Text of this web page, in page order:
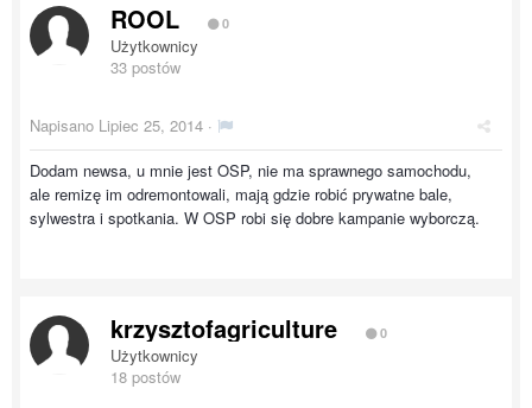
ROOL 0
Użytkownicy
33 postów
Napisano Lipiec 25, 2014 ·
Dodam newsa, u mnie jest OSP, nie ma sprawnego samochodu,
ale remizę im odremontowali, mają gdzie robić prywatne bale,
sylwestra i spotkania. W OSP robi się dobre kampanie wyborczą.
krzysztofagriculture 0
Użytkownicy
18 postów